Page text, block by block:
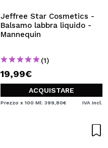
Jeffree Star Cosmetics -
Balsamo labbra liquido -
Mannequin
(1)
19,99€
ACQUISTARE
Prezzo x 100 Ml: 399,80€ IVA Incl.